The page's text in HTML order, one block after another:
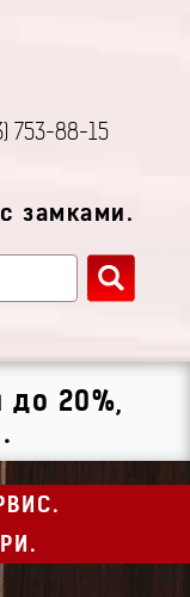
замками.
753-88-15
20%,